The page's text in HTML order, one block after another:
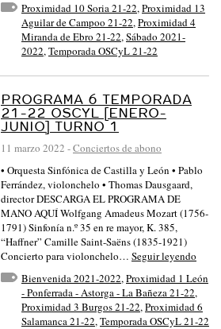
Proximidad 10 Soria 21-22,Proximidad 13
Aguilar de Campoo 21-22,Proximidad 4
Miranda de Ebro 21-22,Sábado 2021-
2022,Temporada OSCyL 21-22
PROGRAMA 6 TEMPORADA
21-22 OSCYL [ENERO-
JUNIO] TURNO 1
11 marzo 2022 -Conciertos de abono
• Orquesta Sinfónica de Castilla y León • Pablo
Ferrández, violonchelo • Thomas Dausgaard,
director DESCARGA EL PROGRAMA DE
MANO AQUÍ Wolfgang Amadeus Mozart (1756-
1791) Sinfonía n.º 35 en re mayor, K. 385,
“Haffner” Camille Saint-Saëns (1835-1921)
Concierto para violonchelo… Seguir leyendo
Bienvenida 2021-2022,Proximidad 1 León
- Ponferrada - Astorga - La Bañeza 21-22,
Proximidad 3 Burgos 21-22,Proximidad 6
Salamanca 21-22,Temporada OSCyL 21-22